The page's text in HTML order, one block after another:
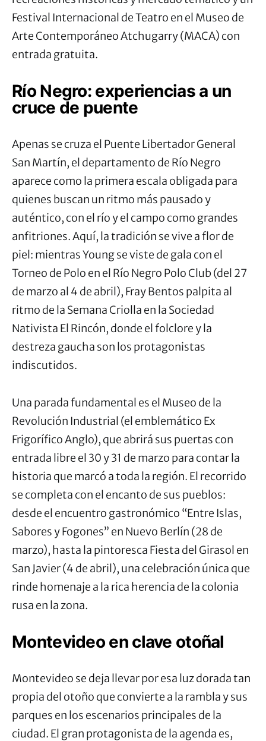
Festival Internacional de Teatro en el Museo de
Arte Contemporáneo Atchugarry (MACA) con
entrada gratuita.
Río Negro: experiencias a un
cruce de puente
Apenas se cruza el Puente Libertador General
San Martín, el departamento de Río Negro
aparece como la primera escala obligada para
quienes buscan un ritmo más pausado y
auténtico, con el río y el campo como grandes
anfitriones. Aquí, la tradición se vive a flor de
piel: mientras Young se viste de gala con el
Torneo de Polo en el Río Negro Polo Club (del 27
de marzo al 4 de abril), Fray Bentos palpita al
ritmo de la Semana Criolla en la Sociedad
Nativista El Rincón, donde el folclore y la
destreza gaucha son los protagonistas
indiscutidos.
Una parada fundamental es el Museo de la
Revolución Industrial (el emblemático Ex
Frigorífico Anglo), que abrirá sus puertas con
entrada libre el 30 y 31 de marzo para contar la
historia que marcó a toda la región. El recorrido
se completa con el encanto de sus pueblos:
desde el encuentro gastronómico “Entre Islas,
Sabores y Fogones” en Nuevo Berlín (28 de
marzo), hasta la pintoresca Fiesta del Girasol en
San Javier (4 de abril), una celebración única que
rinde homenaje a la rica herencia de la colonia
rusa en la zona.
Montevideo en clave otoñal
Montevideo se deja llevar por esa luz dorada tan
propia del otoño que convierte a la rambla y sus
parques en los escenarios principales de la
ciudad. El gran protagonista de la agenda es,